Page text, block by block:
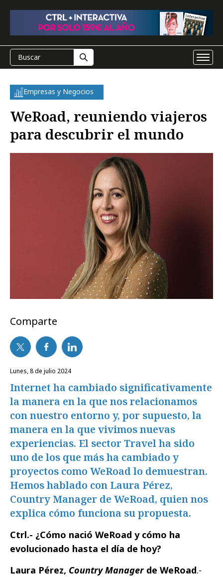
Empresas y Negocios
WeRoad, reuniendo viajeros
para descubrir el mundo
Comparte
lunes, 8 de julio 2024
Internet ha cambiado significativamente
la manera en la que nos relacionamos
con nuestro entorno y, por supuesto, la
manera en la que vivimos nuevas
experiencias. El sector Travel ha sido
uno de los que más ha cambiado y
proyectos como WeRoad lo demuestran.
Hemos hablado con Laura Pérez,
Country Manager de WeRoad, quien nos
explica cómo funciona su propuesta.
Ctrl.- ¿Cómo nació WeRoad y cómo ha
evolucionado hasta el día de hoy?
Laura Pérez, Country Managerde WeRoad.-